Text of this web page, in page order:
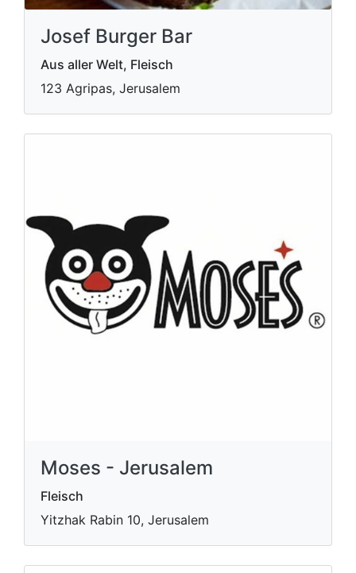
Josef Burger Bar
Aus aller Welt, Fleisch
123 Agripas, Jerusalem
Moses - Jerusalem
Fleisch
Yitzhak Rabin 10, Jerusalem